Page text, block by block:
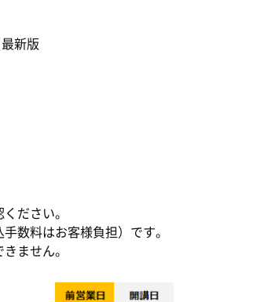
新版
ださい。
数料はお客様負担）です。
ません。